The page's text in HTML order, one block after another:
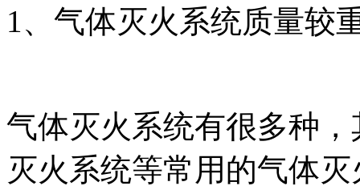
1、气体灭火系统质量较
气体灭火系统有很多种
灭火系统等常用的气体